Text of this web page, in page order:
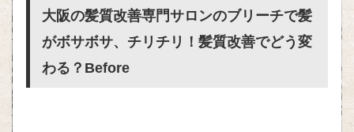
大阪の髪質改善専門サロンのブリーチで髪
がボサボサ、チリチリ！髪質改善でどう変
わる？Before